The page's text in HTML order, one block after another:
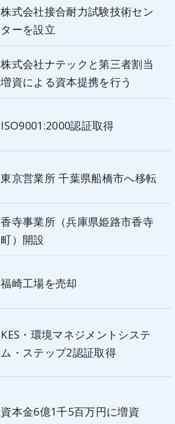
株式会社接合耐力試験技術セン
ターを設立
株式会社ナテックと第三者割当
増資による資本提携を行う
ISO9001:2000認証取得
東京営業所 千葉県船橋市へ移転
香寺事業所（兵庫県姫路市香寺
町）開設
福崎工場を売却
KES・環境マネジメントシステ
ム・ステップ2認証取得
資本金6億1千5百万円に増資